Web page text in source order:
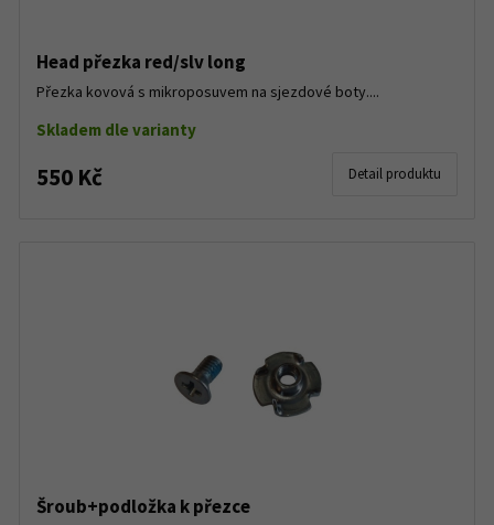
Head přezka red/slv long
Přezka kovová s mikroposuvem na sjezdové boty....
Skladem dle varianty
550 Kč Detail produktu
Šroub+podložka k přezce